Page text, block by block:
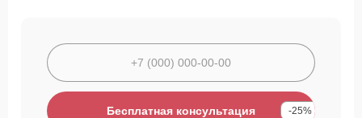
Бесплатная консультация -25%